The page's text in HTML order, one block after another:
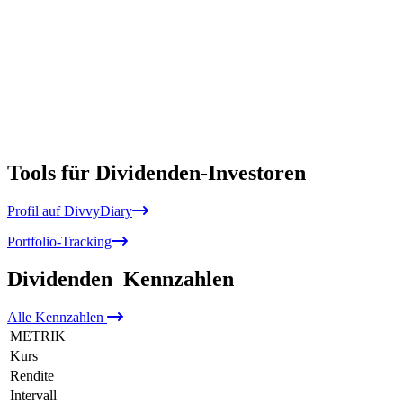
Tools für Dividenden-Investoren
Profil auf DivvyDiary
Portfolio-Tracking
Dividenden Kennzahlen
Alle Kennzahlen
METRIK
Kurs
Rendite
Intervall